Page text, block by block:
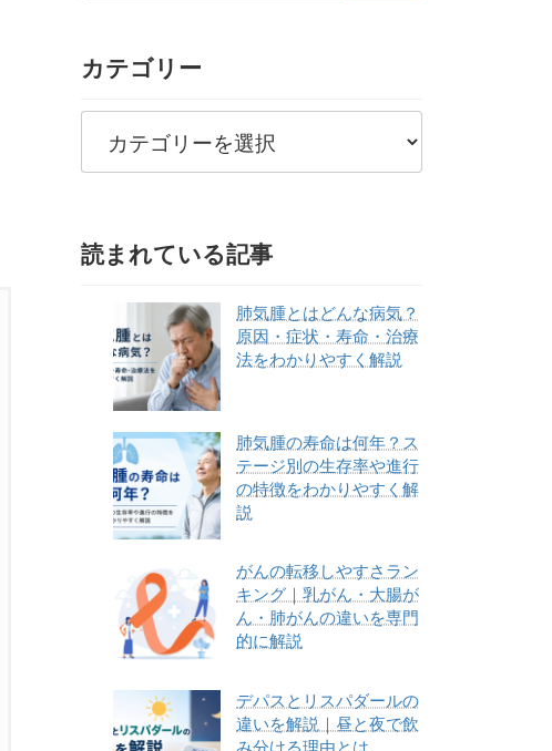
カテゴリー
カ
ゴ
読まれている記事
肺気腫とはどんな病気？
原因・症状・寿命・治療
法をわかりやすく解説
肺気腫の寿命は何年？ス
テージ別の生存率や進行
の特徴をわかりやすく解
説
がんの転移しやすさラン
キング｜乳がん・大腸が
ん・肺がんの違いを専門
的に解説
デパスとリスパダールの
違いを解説｜昼と夜で飲
み分ける理由とは